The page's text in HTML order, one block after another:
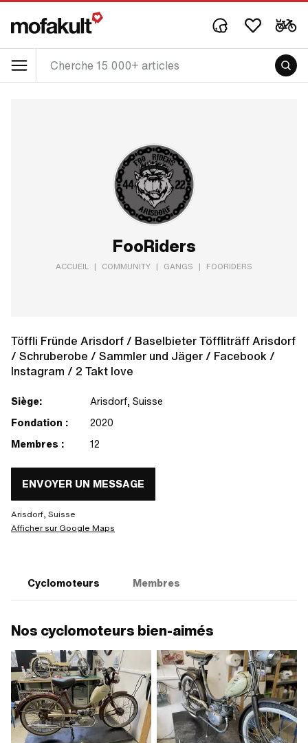
FooRiders
ACCUEIL | COMMUNITY | GANGS | FOORIDERS
Töffli Fründe Arisdorf / Baselbieter Töffliträff Arisdorf
/ Schruberobe / Sammler und Jäger / Facebook /
Instagram / 2 Takt love
Siège:
Arisdorf, Suisse
Fondation :
2020
Membres :
12
ENVOYER UN MESSAGE
Arisdorf, Suisse
Afficher sur Google Maps
Cyclomoteurs Membres
Nos cyclomoteurs bien-aimés